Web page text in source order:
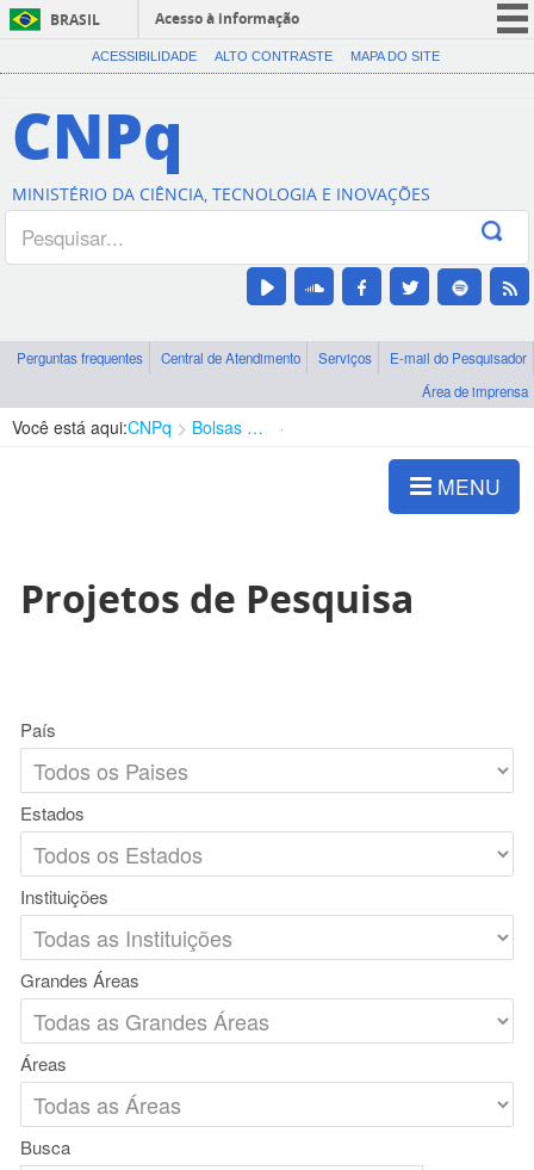
BRASIL
Acesso à informação
CORONAVÍRUS (COVID-19)
Canais
ACESSIBILIDADE ALTO CONTRASTE MAPA DO SITE
CNPq
MINISTÉRIO DA CIÊNCIA, TECNOLOGIA E INOVAÇÕES
Perguntas frequentes Central de Atendimento Serviços
E-mail do Pesquisador
Área de imprensa
Você está aqui:CNPq Bolsas e Auxílios Vigentes
MENU
Projetos de Pesquisa
País
Estados
Instituições
Grandes Áreas
Áreas
Busca